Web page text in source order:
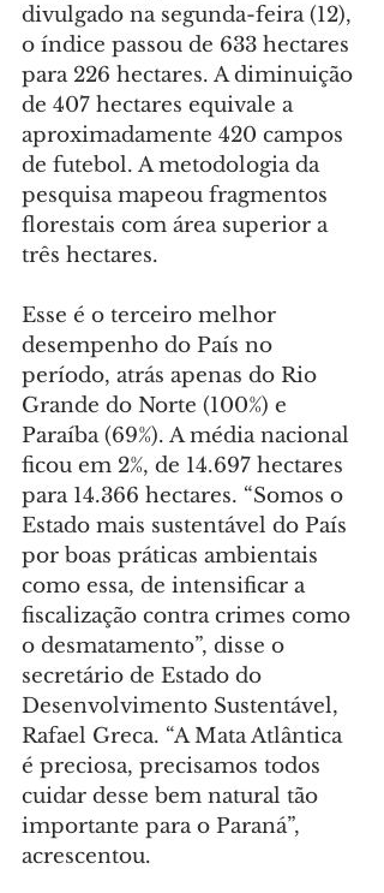
divulgado na segunda-feira (12),
o índice passou de 633 hectares
para 226 hectares. A diminuição
de 407 hectares equivale a
aproximadamente 420 campos
de futebol. A metodologia da
pesquisa mapeou fragmentos
florestais com área superior a
três hectares.
Esse é o terceiro melhor
desempenho do País no
período, atrás apenas do Rio
Grande do Norte (100%) e
Paraíba (69%). A média nacional
ficou em 2%, de 14.697 hectares
para 14.366 hectares. “Somos o
Estado mais sustentável do País
por boas práticas ambientais
como essa, de intensificar a
fiscalização contra crimes como
o desmatamento”, disse o
secretário de Estado do
Desenvolvimento Sustentável,
Rafael Greca. “A Mata Atlântica
é preciosa, precisamos todos
cuidar desse bem natural tão
importante para o Paraná”,
acrescentou.